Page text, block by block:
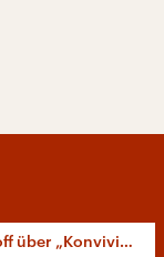
„Konvivialismus“